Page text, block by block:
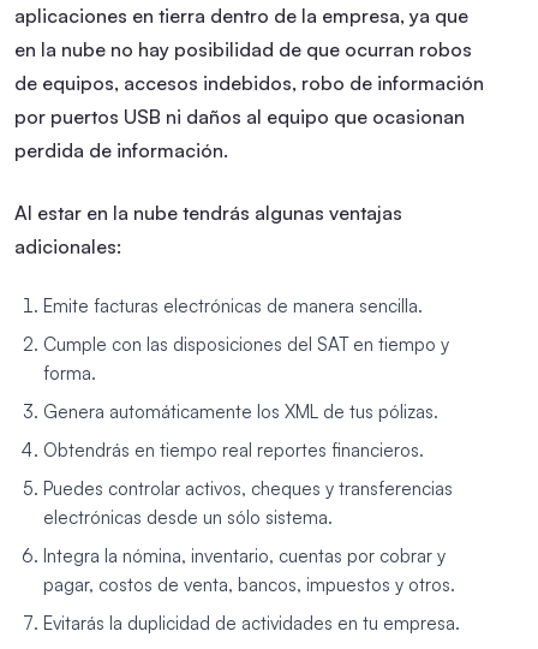
aplicaciones en tierra dentro de la empresa, ya que
en la nube no hay posibilidad de que ocurran robos
de equipos, accesos indebidos, robo de información
por puertos USB ni daños al equipo que ocasionan
perdida de información.
Al estar en la nube tendrás algunas ventajas
adicionales:
Emite facturas electrónicas de manera sencilla.
Cumple con las disposiciones del SAT en tiempo y
forma.
Genera automáticamente los XML de tus pólizas.
Obtendrás en tiempo real reportes financieros.
Puedes controlar activos, cheques y transferencias
electrónicas desde un sólo sistema.
Integra la nómina, inventario, cuentas por cobrar y
pagar, costos de venta, bancos, impuestos y otros.
Evitarás la duplicidad de actividades en tu empresa.